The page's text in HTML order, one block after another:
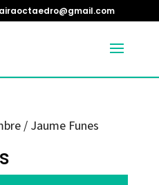
/ Jaume Funes